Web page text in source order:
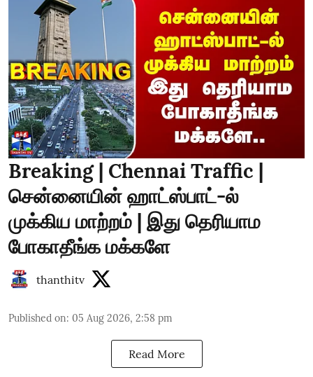
Breaking | Chennai Traffic |
சென்னையின் ஹாட்ஸ்பாட்-ல்
முக்கிய மாற்றம் | இது தெரியாம
போகாதீங்க மக்களே
thanthitv
Published on: 05 Aug 2026, 2:58 pm
Read More